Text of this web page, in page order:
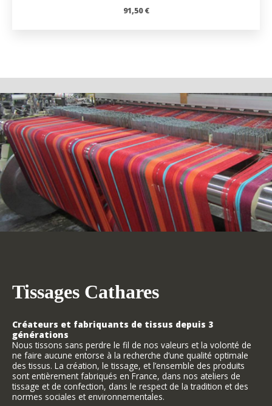
91,50€
Tissages Cathares
Créateurs et fabriquants de tissus depuis 3
générations
Nous tissons sans perdre le fil de nos valeurs et la volonté de
ne faire aucune entorse à la recherche d’une qualité optimale
des tissus. La création, le tissage, et l’ensemble des produits
sont entièrement fabriqués en France, dans nos ateliers de
tissage et de confection, dans le respect de la tradition et des
normes sociales et environnementales.